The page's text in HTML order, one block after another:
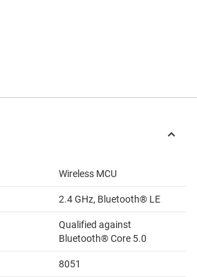
Wireless MCU
2.4 GHz, Bluetooth® LE
Qualified against
Bluetooth® Core 5.0
8051